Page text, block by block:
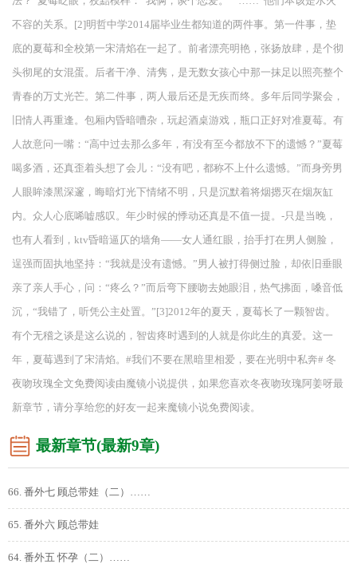
不容的关系。[2]明哲中学2014届毕业生都知道的两件事。第一件事，垫
底的夏莓和全校第一宋清焰在一起了。前者漂亮明艳，张扬放肆，是个彻
头彻尾的女混蛋。后者干净、清隽，是无数女孩心中那一抹足以照亮整个
青春的万丈光芒。第二件事，两人最后还是无疾而终。多年后同学聚会，
旧情人再重逢。包厢内昏暗嘈杂，玩起酒桌游戏，瓶口正好对准夏莓。有
人故意问一嘴：“高中过去那么多年，有没有至今都放不下的遗憾？”夏莓
喝多酒，还真歪着头想了会儿：“没有吧，都称不上什么遗憾。”而身旁男
人眼眸漆黑深邃，晦暗灯光下情绪不明，只是沉默着将烟摁灭在烟灰缸
内。众人心底唏嘘感叹。年少时候的悸动还真是不值一提。-只是当晚，
也有人看到，ktv昏暗逼仄的墙角——女人通红眼，抬手打在男人侧脸，
逞强而固执地坚持：“我就是没有遗憾。”男人被打得侧过脸，却依旧垂眼
亲了亲人手心，问：“疼么？”而后弯下腰吻去她眼泪，热气拂面，嗓音低
沉，“我错了，听凭公主处置。”[3]2012年的夏天，夏莓长了一颗智齿。
有个无稽之谈是这么说的，智齿疼时遇到的人就是你此生的真爱。这一
年，夏莓遇到了宋清焰。#我们不要在黑暗里相爱，要在光明中私奔# 冬
夜吻玫瑰全文免费阅读由魔镜小说提供，如果您喜欢冬夜吻玫瑰阿姜呀最
新章节，请分享给您的好友一起来魔镜小说免费阅读。
最新章节(最新9章)
66. 番外七 顾总带娃（二）……
65. 番外六 顾总带娃
64. 番外五 怀孕（二）……